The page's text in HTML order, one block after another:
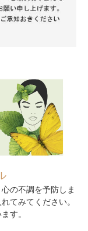
の不調を予防しま
てみてください。
す。